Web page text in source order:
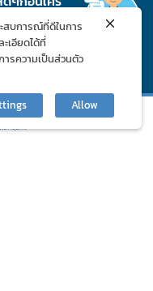
สบการณ์ที่ดีในการ
เอียดได้ที่
ารความเป็นส่วนตัว
Allow